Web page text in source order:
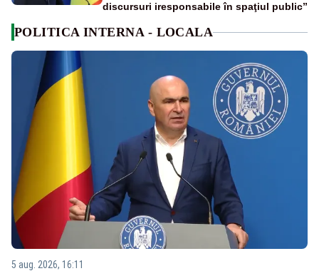
discursuri iresponsabile în spaţiul public”
POLITICA INTERNA - LOCALA
5 aug. 2026, 16:11